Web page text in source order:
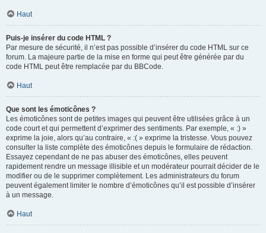
Haut
Puis-je insérer du code HTML ?
Par mesure de sécurité, il n’est pas possible d’insérer du code HTML sur ce
forum. La majeure partie de la mise en forme qui peut être générée par du
code HTML peut être remplacée par du BBCode.
Haut
Que sont les émoticônes ?
Les émoticônes sont de petites images qui peuvent être utilisées grâce à un
code court et qui permettent d’exprimer des sentiments. Par exemple, « :) »
exprime la joie, alors qu’au contraire, « :( » exprime la tristesse. Vous pouvez
consulter la liste complète des émoticônes depuis le formulaire de rédaction.
Essayez cependant de ne pas abuser des émoticônes, elles peuvent
rapidement rendre un message illisible et un modérateur pourrait décider de le
modifier ou de le supprimer complètement. Les administrateurs du forum
peuvent également limiter le nombre d’émoticônes qu’il est possible d’insérer
à un message.
Haut